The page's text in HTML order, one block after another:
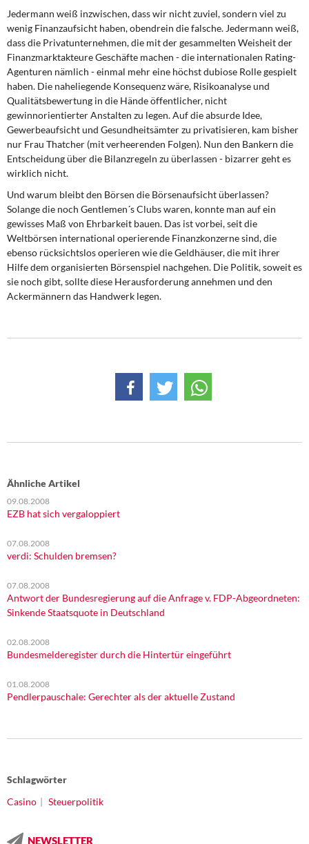
Jedermann weiß inzwischen, dass wir nicht zuviel, sondern viel zu
wenig Finanzaufsicht haben, obendrein die falsche. Jedermann weiß,
dass die Privatunternehmen, die mit der gesammelten Weisheit der
Finanzmarktakteure Geschäfte machen - die internationalen Rating-
Agenturen nämlich - einmal mehr eine höchst dubiose Rolle gespielt
haben. Die naheliegende Konsequenz wäre, Risikoanalyse und
Qualitätsbewertung in die Hände öffentlicher, nicht
gewinnorientierter Anstalten zu legen. Auf die absurde Idee,
Gewerbeaufsicht und Gesundheitsämter zu privatisieren, kam bisher
nur Frau Thatcher (mit verheerenden Folgen). Nun den Bankern die
Entscheidung über die Bilanzregeln zu überlassen - bizarrer geht es
wirklich nicht.
Und warum bleibt den Börsen die Börsenaufsicht überlassen?
Solange die noch Gentlemen´s Clubs waren, konnte man auf ein
gewisses Maß von Ehrbarkeit bauen. Das ist vorbei, seit die
Weltbörsen international operierende Finanzkonzerne sind, die
ebenso rücksichtslos operieren wie die Geldhäuser, die mit ihrer
Hilfe dem organisierten Börsenspiel nachgehen. Die Politik, soweit es
sie noch gibt, sollte diese Herausforderung annehmen und den
Ackermännern das Handwerk legen.
Ähnliche Artikel
09.08.2008
EZB hat sich vergaloppiert
07.08.2008
verdi: Schulden bremsen?
07.08.2008
Antwort der Bundesregierung auf die Anfrage v. FDP-Abgeordneten:
Sinkende Staatsquote in Deutschland
02.08.2008
Bundesmelderegister durch die Hintertür eingeführt
01.08.2008
Pendlerpauschale: Gerechter als der aktuelle Zustand
Schlagwörter
Casino
Steuerpolitik
NEWSLETTER